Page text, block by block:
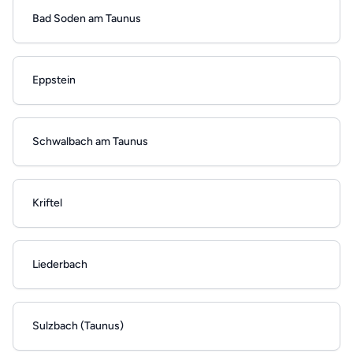
Bad Soden am Taunus
Eppstein
Schwalbach am Taunus
Kriftel
Liederbach
Sulzbach (Taunus)